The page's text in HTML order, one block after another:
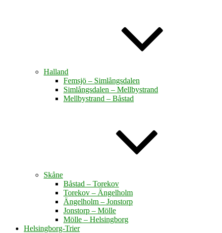
Halland
Femsjö – Simlångsdalen
Simlångsdalen – Mellbystrand
Mellbystrand – Båstad
Skåne
Båstad – Torekov
Torekov – Ängelholm
Ängelholm – Jonstorp
Jonstorp – Mölle
Mölle – Helsingborg
Helsingborg-Trier